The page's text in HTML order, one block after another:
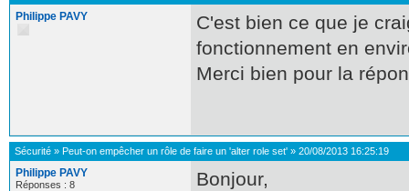
Philippe PAVY
C'est bien ce que je
fonctionnement en
Merci bien pour la
Sécurité » Peut-on empêcher un rôle de faire un 'alter role set' » 20/08/2013 16:25:19
Philippe PAVY
Réponses : 8
Bonjour,